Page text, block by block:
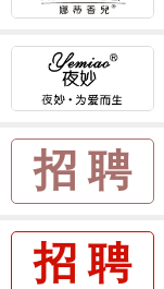
招 聘
招 聘